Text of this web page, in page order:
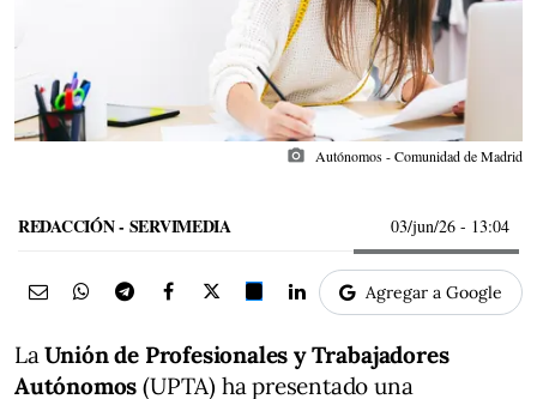
photo_camera Autónomos - Comunidad de Madrid
REDACCIÓN - SERVIMEDIA 03/jun/26 - 13:04
Agregar a Google
LaUnión de Profesionales y Trabajadores
Autónomos (UPTA) ha presentado una